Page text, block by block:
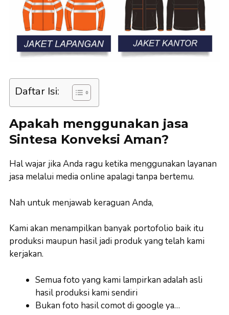
Daftar Isi:
Apakah menggunakan jasa
Sintesa Konveksi Aman?
Hal wajar jika Anda ragu ketika menggunakan layanan
jasa melalui media online apalagi tanpa bertemu.
Nah untuk menjawab keraguan Anda,
Kami akan menampilkan banyak portofolio baik itu
produksi maupun hasil jadi produk yang telah kami
kerjakan.
Semua foto yang kami lampirkan adalah asli
hasil produksi kami sendiri
Bukan foto hasil comot di google ya…